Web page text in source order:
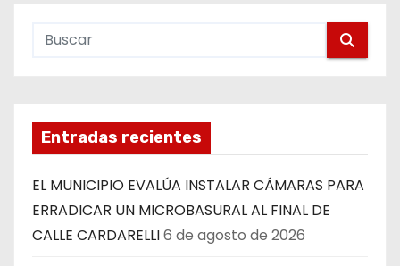
Entradas recientes
EL MUNICIPIO EVALÚA INSTALAR CÁMARAS PARA
ERRADICAR UN MICROBASURAL AL FINAL DE
CALLE CARDARELLI6 de agosto de 2026